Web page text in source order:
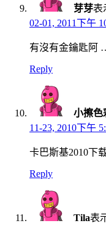
芽芽表
02-01, 2011下午
有沒有金鑰匙阿
Reply
小擦色
11-23, 2010下午
卡巴斯基2010下
Reply
Tila表